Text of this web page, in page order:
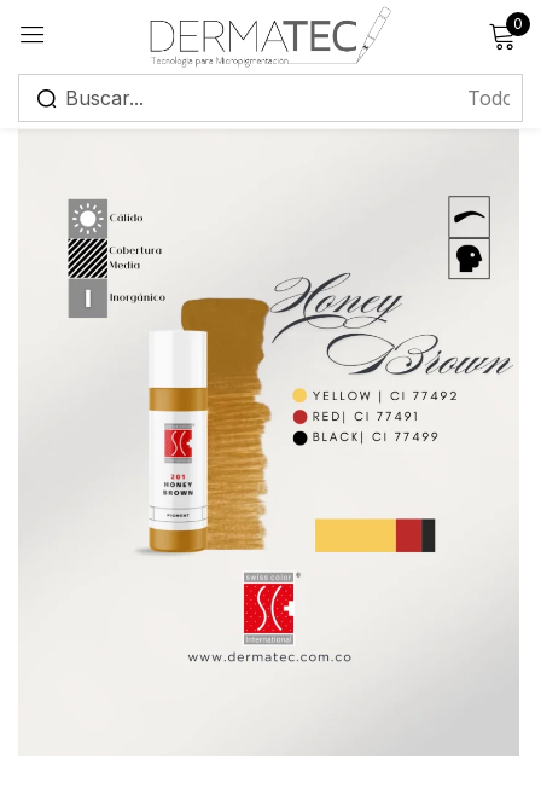
0
Registrarse
Recuérdame
¿Has olvidado tu contraseña?
Iniciar sesión
Crear una cuenta